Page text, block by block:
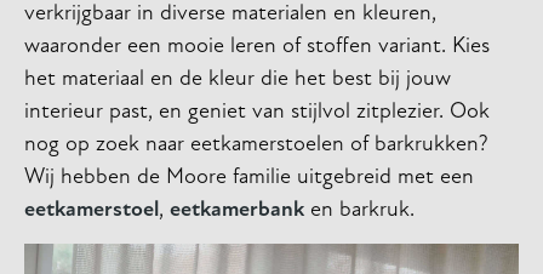
verkrijgbaar in diverse materialen en kleuren,
waaronder een mooie leren of stoffen variant. Kies
het materiaal en de kleur die het best bij jouw
interieur past, en geniet van stijlvol zitplezier. Ook
nog op zoek naar eetkamerstoelen of barkrukken?
Wij hebben de Moore familie uitgebreid met een
eetkamerstoel , eetkamerbank en barkruk.